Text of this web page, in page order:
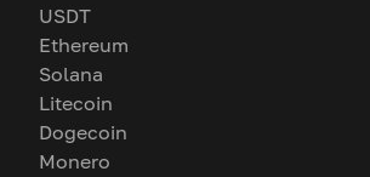
USDT
Ethereum
Solana
Litecoin
Dogecoin
Monero